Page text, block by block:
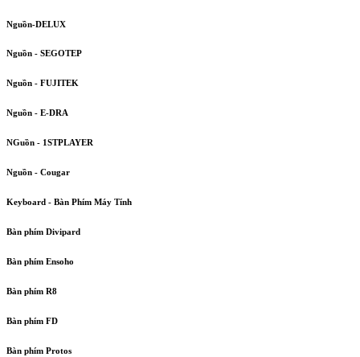
Nguồn-DELUX
Nguồn - SEGOTEP
Nguồn - FUJITEK
Nguồn - E-DRA
NGuồn - 1STPLAYER
Nguồn - Cougar
Keyboard - Bàn Phím Máy Tính
Bàn phím Divipard
Bàn phím Ensoho
Bàn phím R8
Bàn phím FD
Bàn phím Protos